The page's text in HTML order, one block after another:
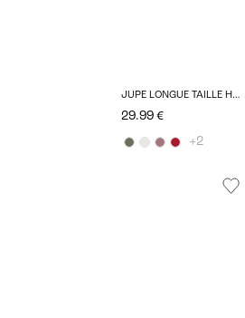
JUPE LONGUE TAILLE HAUTE
29.99 €
+2